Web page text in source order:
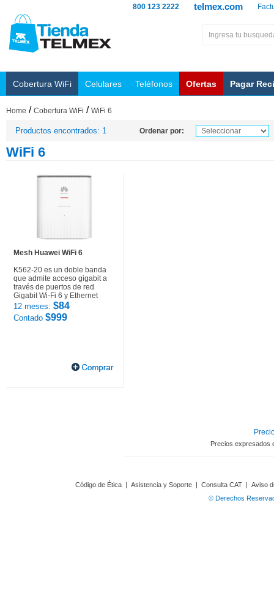
telmex.com
800 123 2222
Cobertura WiFi Celulares Teléfonos Ofertas Pagar
Home / Cobertura WiFi / WiFi 6
Productos encontrados: 1 Ordenar por:
WiFi 6
Mesh Huawei WiFi 6
K562-20 es un doble banda
que admite acceso gigabit a
través de puertos de red
Gigabit Wi-Fi 6 y Ethernet
12 meses: $84
Contado $999
Precios expresados
Código de Ética | Asistencia y Soporte | Consulta CAT | Aviso
© Derechos